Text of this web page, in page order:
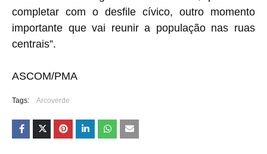
completar com o desfile cívico, outro momento
importante que vai reunir a população nas ruas
centrais”.
ASCOM/PMA
Tags: Arcoverde